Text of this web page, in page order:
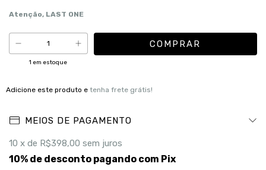
Atenção, LAST ONE
1 em estoque
Adicione este produto e tenha frete grátis!
MEIOS DE PAGAMENTO
10 x de R$398,00 sem juros
10% de desconto pagando com Pix